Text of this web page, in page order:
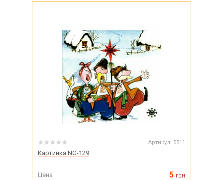
Артикул: 5511
Картинка NG-129
Цена 5 грн